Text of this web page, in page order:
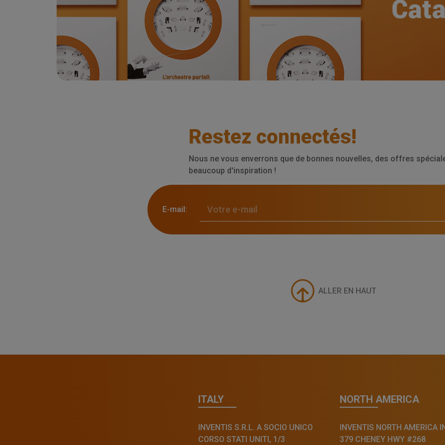
Restez connectés!
Nous ne vous enverrons que de bonnes nouvelles, des offres
beaucoup d'inspiration !
E-mail:
ALLER EN HAUT
ITALY
INVENTIS S.R.L. A SOCIO UNICO
CORSO STATI UNITI, 1/3
NORTH AMERICA
INVENTIS NORTH AMERICA
379 CHENEY HWY #268